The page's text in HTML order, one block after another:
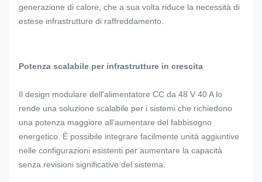
generazione di calore, che a sua volta riduce la necessità di
estese infrastrutture di raffreddamento.
Potenza scalabile per infrastrutture in crescita
Il design modulare dell'alimentatore CC da 48 V 40 A lo
rende una soluzione scalabile per i sistemi che richiedono
una potenza maggiore all'aumentare del fabbisogno
energetico. È possibile integrare facilmente unità aggiuntive
nelle configurazioni esistenti per aumentare la capacità
senza revisioni significative del sistema.